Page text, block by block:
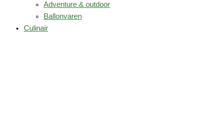
Adventure & outdoor
Ballonvaren
Culinair